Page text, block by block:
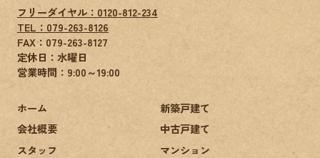
フリーダイヤル：0120-812-234
TEL：079-263-8126
FAX： 079-263-8127
定休日：水曜日
営業時間：9:00～19:00
ホーム
会社概要
スタッフ
新築戸建て
中古戸建て
マンション